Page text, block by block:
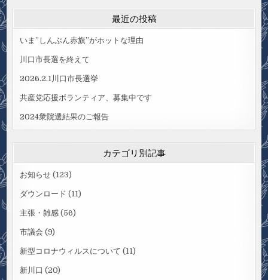
最近の投稿
いま”しんぶん赤旗”がホットな理由
川口市長選を終えて
2026.2.1川口市長選挙
共産党応援ボランティア、募集中です
2024衆院選結果のご報告
カテゴリ別記事
お知らせ (123)
ダウンロード (11)
主張・雑感 (56)
市議会 (9)
新型コロナウィルスについて (11)
新川口 (20)